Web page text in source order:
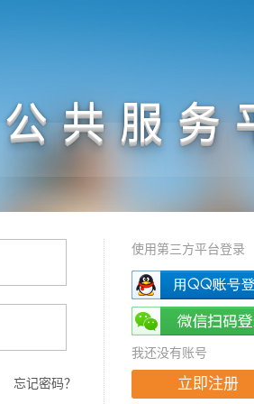
共服务
忘记密码？
使用第三方平台登录
我还没有账号
立即注册